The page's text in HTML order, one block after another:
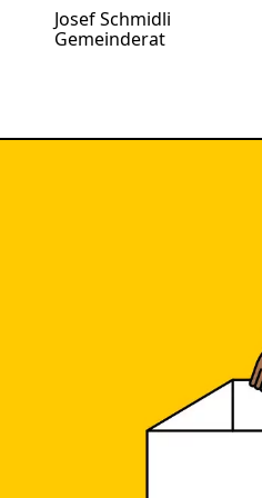
Josef Schmidli
Gemeinderat